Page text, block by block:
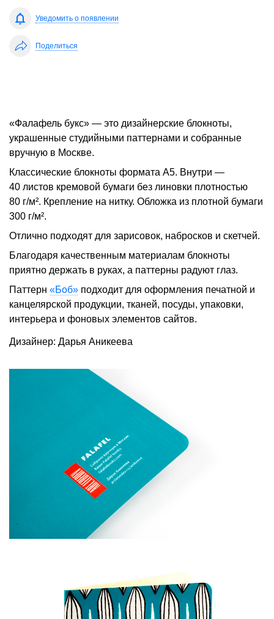
Уведомить о появлении
Поделиться
«Фалафель букс» — это дизайнерские блокноты,
украшенные студийными паттернами и собранные
вручную в Москве.
Классические блокноты формата A5. Внутри —
40 листов кремовой бумаги без линовки плотностью
80 г/м². Крепление на нитку. Обложка из плотной бумаги
300 г/м².
Отлично подходят для зарисовок, набросков и скетчей.
Благодаря качественным материалам блокноты
приятно держать в руках, а паттерны радуют глаз.
Паттерн «Боб» подходит для оформления печатной и
канцелярской продукции, тканей, посуды, упаковки,
интерьера и фоновых элементов сайтов.
Дизайнер: Дарья Аникеева